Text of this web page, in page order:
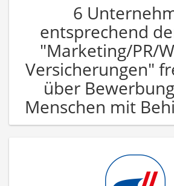
6
entsprechend
"Marketing/PR/
Versicherungen"
über
Menschen mit